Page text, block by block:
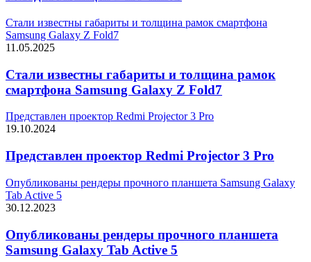
Стали известны габариты и толщина рамок смартфона
Samsung Galaxy Z Fold7
11.05.2025
Стали известны габариты и толщина рамок
смартфона Samsung Galaxy Z Fold7
Представлен проектор Redmi Projector 3 Pro
19.10.2024
Представлен проектор Redmi Projector 3 Pro
Опубликованы рендеры прочного планшета Samsung Galaxy
Tab Active 5
30.12.2023
Опубликованы рендеры прочного планшета
Samsung Galaxy Tab Active 5